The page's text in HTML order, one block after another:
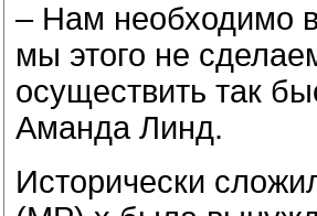
– Нам необходимо
мы этого не
осуществить так
Аманда Линд.
Исторически